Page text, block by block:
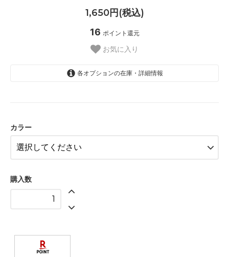
1,650円(税込)
16 ポイント還元
お気に入り
各オプションの在庫・詳細情報
カラー
購入数